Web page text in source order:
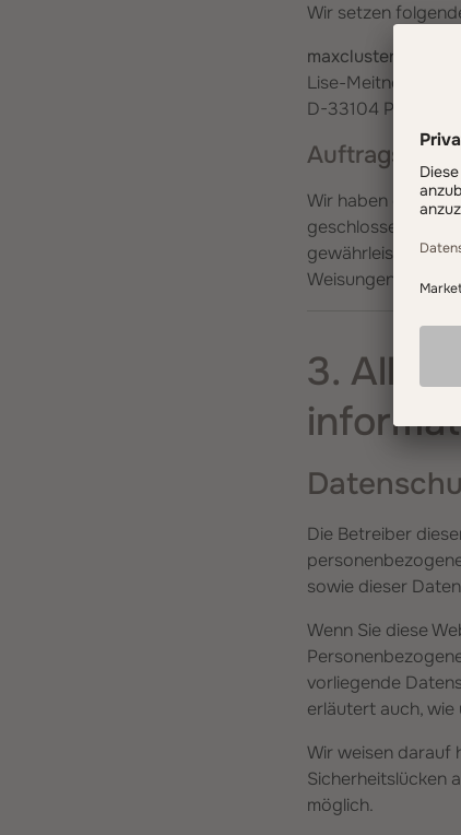
Wir setzen
maxcluster GmbH
Lise-Meitner-Str. 1b
D-33104 Paderborn
Wir haben einen
geschlossen.
gewährleistet,
Weisungen und
3.
Die Betreiber
sowie dieser
Wenn Sie diese
vorliegende
erläutert auch,
Wir weisen darauf
Sicherheitslücken
möglich.